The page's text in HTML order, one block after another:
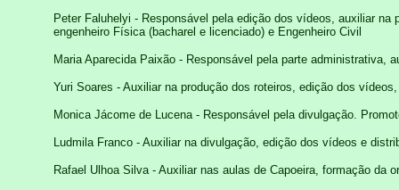
Peter Faluhelyi - Responsável pela edição dos vídeos, auxiliar
engenheiro Física (bacharel e licenciado) e Engenheiro Civil
Maria Aparecida Paixão - Responsável pela parte administrativa,
Yuri Soares - Auxiliar na produção dos roteiros, edição dos
Monica Jácome de Lucena - Responsável pela divulgação.
Ludmila Franco - Auxiliar na divulgação, edição dos vídeos e
Rafael Ulhoa Silva - Auxiliar nas aulas de Capoeira, formação